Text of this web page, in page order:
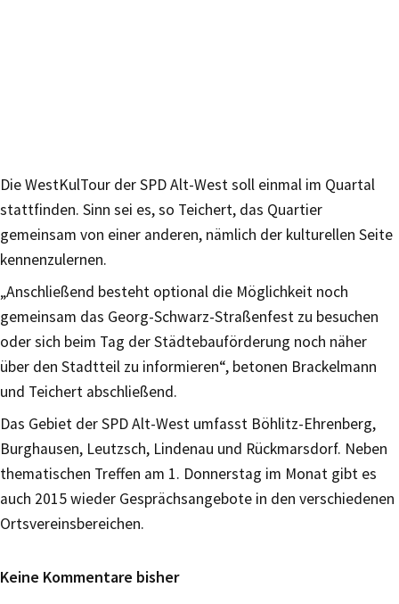
Die WestKulTour der SPD Alt-West soll einmal im Quartal
stattfinden. Sinn sei es, so Teichert, das Quartier
gemeinsam von einer anderen, nämlich der kulturellen Seite
kennenzulernen.
„Anschließend besteht optional die Möglichkeit noch
gemeinsam das Georg-Schwarz-Straßenfest zu besuchen
oder sich beim Tag der Städtebauförderung noch näher
über den Stadtteil zu informieren“, betonen Brackelmann
und Teichert abschließend.
Das Gebiet der SPD Alt-West umfasst Böhlitz-Ehrenberg,
Burghausen, Leutzsch, Lindenau und Rückmarsdorf. Neben
thematischen Treffen am 1. Donnerstag im Monat gibt es
auch 2015 wieder Gesprächsangebote in den verschiedenen
Ortsvereinsbereichen.
Keine Kommentare bisher